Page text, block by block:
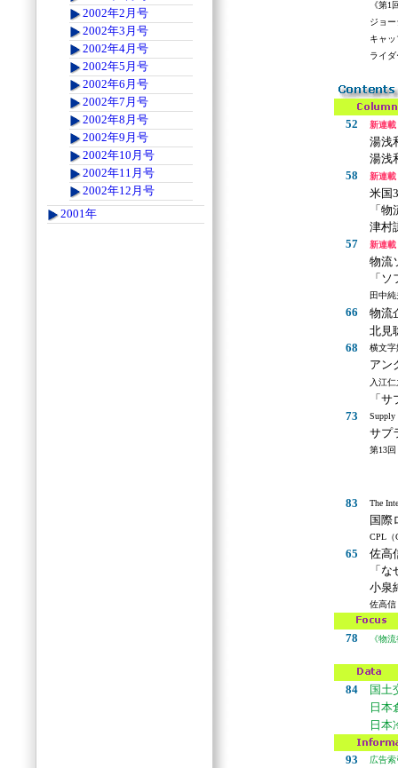
《第1
ジョ
キャ
ライ
52 新連載
湯浅
湯浅
58
新連載
米国
「
津村
57
新連載
物流
「
田中
66
物流
北見
68
横文字
アン
入江
「
73
Supply
サプ
第13
83 The
国際
CPL（
65
佐高
「
小泉
佐高
78 《物
84
国
日
日
93 広告索
2002年2月号
2002年3月号
2002年4月号
2002年5月号
2002年6月号
2002年7月号
2002年8月号
2002年9月号
2002年10月号
2002年11月号
2002年12月号
2001年